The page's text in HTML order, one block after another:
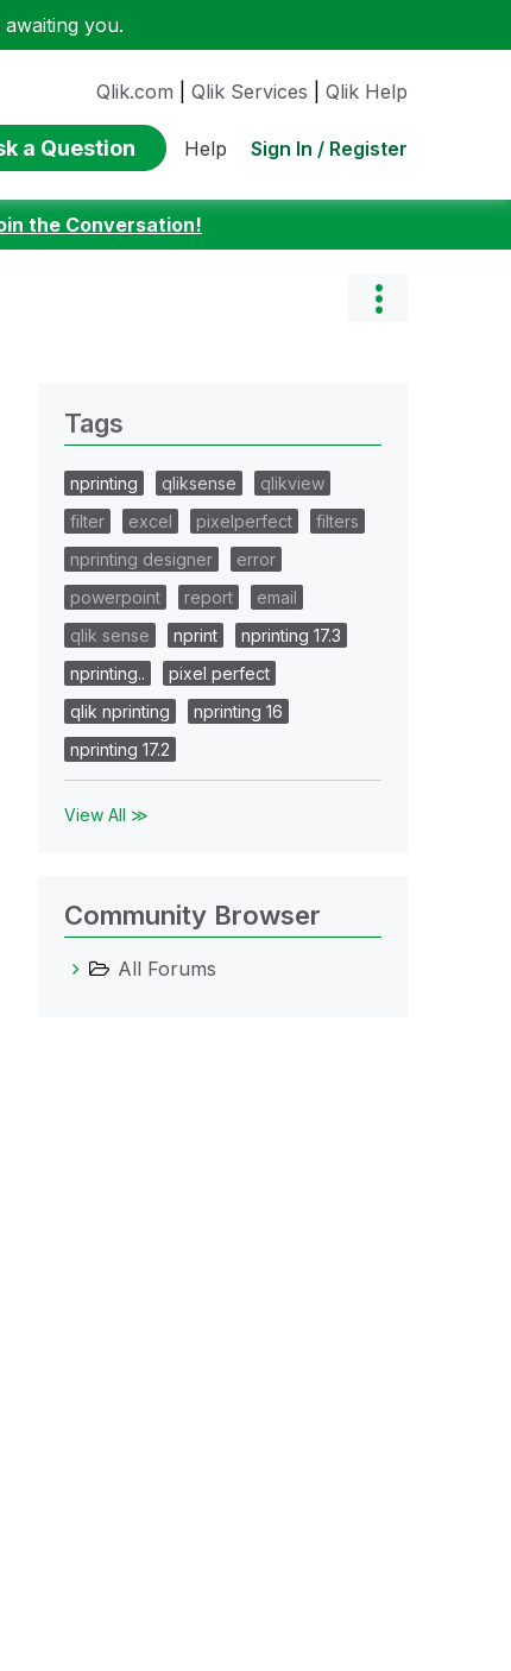
you.
Qlik.com Qlik Services Qlik Help
a Question Help Sign In / Register
the Conversation!
Tags
nprinting qliksense
qlikview
filter
excel pixelperfect
filters
nprinting designer
error
powerpoint
report
email
qlik sense
nprint
nprinting 17.3
nprinting..
pixel perfect
qlik nprinting
nprinting 16
nprinting 17.2
View All ≫
Community Browser
All Forums